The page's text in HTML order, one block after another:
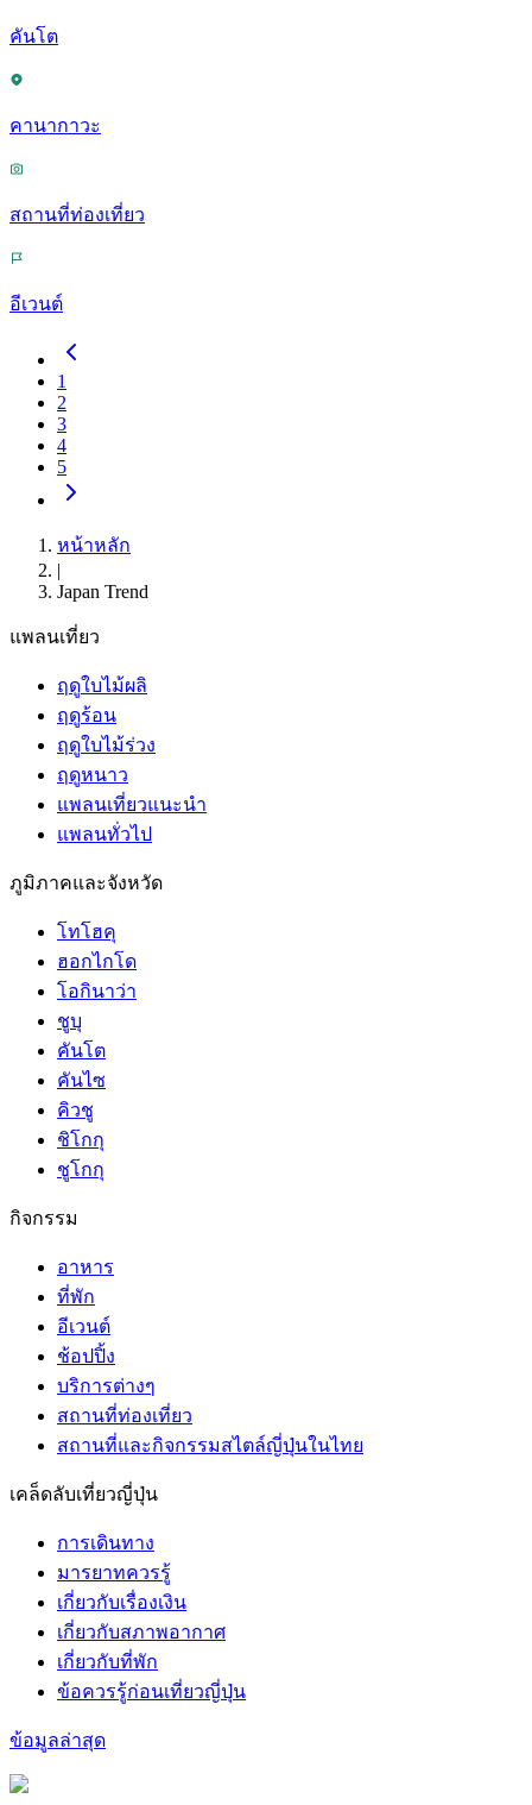
คันโต
คานากาวะ
สถานที่ท่องเที่ยว
อีเวนต์
1
2
3
4
5
หน้าหลัก
|
Japan Trend
แพลนเที่ยว
ฤดูใบไม้ผลิ
ฤดูร้อน
ฤดูใบไม้ร่วง
ฤดูหนาว
แพลนเที่ยวแนะนำ
แพลนทั่วไป
ภูมิภาคและจังหวัด
โทโฮคุ
ฮอกไกโด
โอกินาว่า
ชูบุ
คันโต
คันไซ
คิวชู
ชิโกกุ
ชูโกกุ
กิจกรรม
อาหาร
ที่พัก
อีเวนต์
ช้อปปิ้ง
บริการต่างๆ
สถานที่ท่องเที่ยว
สถานที่และกิจกรรมสไตล์ญี่ปุ่นในไทย
เคล็ดลับเที่ยวญี่ปุ่น
การเดินทาง
มารยาทควรรู้
เกี่ยวกับเรื่องเงิน
เกี่ยวกับสภาพอากาศ
เกี่ยวกับที่พัก
ข้อควรรู้ก่อนเที่ยวญี่ปุ่น
ข้อมูลล่าสุด